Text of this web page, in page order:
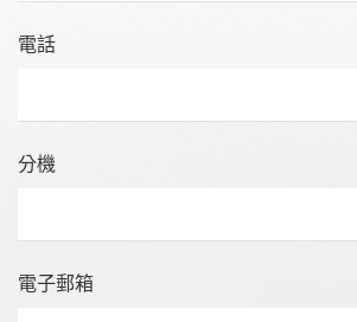
電話
分機
電子郵箱